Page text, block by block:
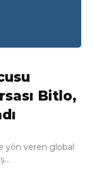
Bitlo,
yön veren global